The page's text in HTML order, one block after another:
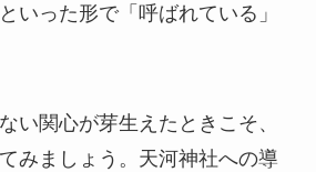
いった形で「呼ばれている」
い関心が芽生えたときこそ、
みましょう。天河神社への導